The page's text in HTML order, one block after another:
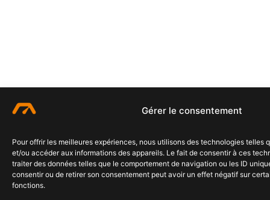
Gérer le consentement
Pour offrir les meilleures expériences, nous utilisons des technologies telles
et/ou accéder aux informations des appareils. Le fait de consentir à ces
traiter des données telles que le comportement de navigation ou les ID
consentir ou de retirer son consentement peut avoir un effet négatif sur
fonctions.